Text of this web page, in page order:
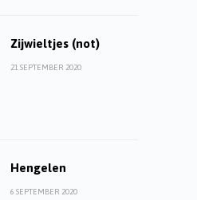
Zijwieltjes (not)
21 SEPTEMBER 2020
Hengelen
6 SEPTEMBER 2020